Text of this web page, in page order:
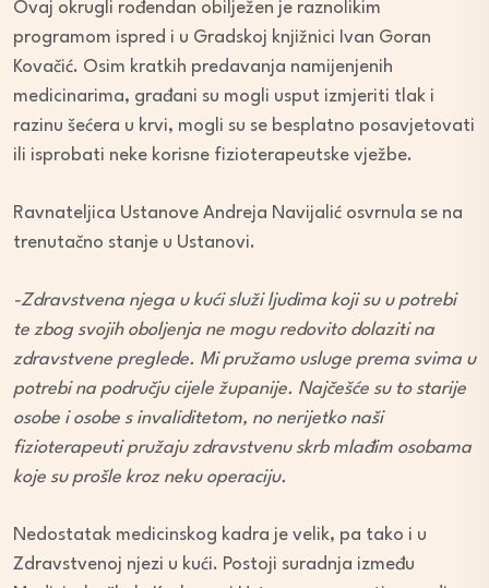
Ovaj okrugli rođendan obilježen je raznolikim
programom ispred i u Gradskoj knjižnici Ivan Goran
Kovačić. Osim kratkih predavanja namijenjenih
medicinarima, građani su mogli usput izmjeriti tlak i
razinu šećera u krvi, mogli su se besplatno posavjetovati
ili isprobati neke korisne fizioterapeutske vježbe.
Ravnateljica Ustanove Andreja Navijalić osvrnula se na
trenutačno stanje u Ustanovi.
-Zdravstvena njega u kući služi ljudima koji su u potrebi
te zbog svojih oboljenja ne mogu redovito dolaziti na
zdravstvene preglede. Mi pružamo usluge prema svima u
potrebi na području cijele županije. Najčešće su to starije
osobe i osobe s invaliditetom, no nerijetko naši
fizioterapeuti pružaju zdravstvenu skrb mlađim osobama
koje su prošle kroz neku operaciju.
Nedostatak medicinskog kadra je velik, pa tako i u
Zdravstvenoj njezi u kući. Postoji suradnja između